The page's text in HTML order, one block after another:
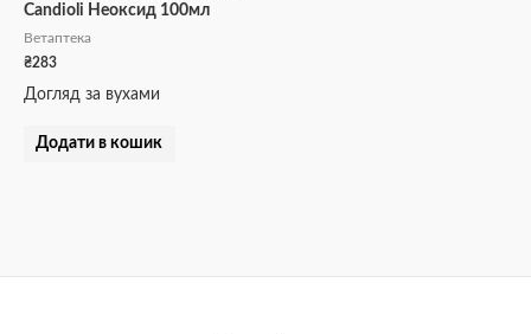
Candioli Неоксид 100мл
Ветаптека
₴283
Догляд за вухами
Додати в кошик